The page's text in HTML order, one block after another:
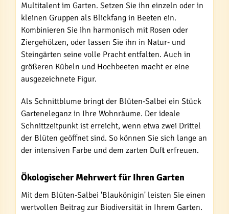
Multitalent im Garten. Setzen Sie ihn einzeln oder in
kleinen Gruppen als Blickfang in Beeten ein.
Kombinieren Sie ihn harmonisch mit Rosen oder
Ziergehölzen, oder lassen Sie ihn in Natur- und
Steingärten seine volle Pracht entfalten. Auch in
größeren Kübeln und Hochbeeten macht er eine
ausgezeichnete Figur.
Als Schnittblume bringt der Blüten-Salbei ein Stück
Garteneleganz in Ihre Wohnräume. Der ideale
Schnittzeitpunkt ist erreicht, wenn etwa zwei Drittel
der Blüten geöffnet sind. So können Sie sich lange an
der intensiven Farbe und dem zarten Duft erfreuen.
Ökologischer Mehrwert für Ihren Garten
Mit dem Blüten-Salbei 'Blaukönigin' leisten Sie einen
wertvollen Beitrag zur Biodiversität in Ihrem Garten.